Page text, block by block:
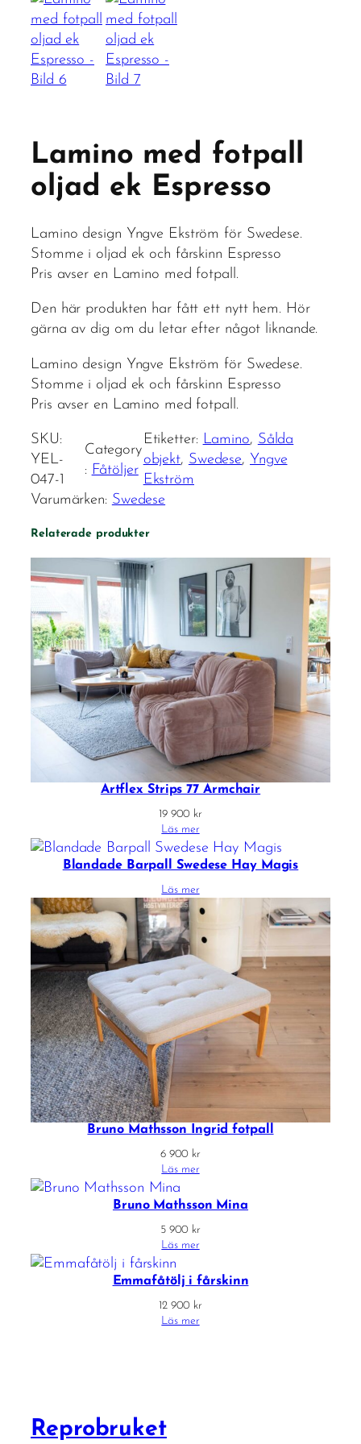
Lamino med fotpall
oljad ek Espresso
Lamino design Yngve Ekström för Swedese.
Stomme i oljad ek och fårskinn Espresso
Pris avser en Lamino med fotpall.
Den här produkten har fått ett nytt hem. Hör
gärna av dig om du letar efter något liknande.
Lamino design Yngve Ekström för Swedese.
Stomme i oljad ek och fårskinn Espresso
Pris avser en Lamino med fotpall.
SKU:
YEL-
047-1
Category
: Fåtöljer
Etiketter: Lamino, Sålda
objekt, Swedese, Yngve
Ekström
Varumärken: Swedese
Relaterade produkter
Artflex Strips 77 Armchair
19 900 kr
Läs mer
Blandade Barpall Swedese Hay Magis
Läs mer
Bruno Mathsson Ingrid fotpall
6 900 kr
Läs mer
Bruno Mathsson Mina
5 900 kr
Läs mer
Emmafåtölj i fårskinn
12 900 kr
Läs mer
Reprobruket